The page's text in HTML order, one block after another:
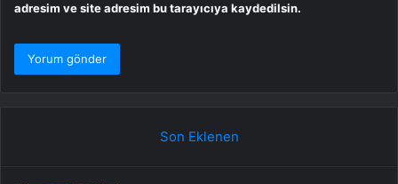
adresim ve site adresim bu tarayıcıya kaydedilsin.
Son Eklenen